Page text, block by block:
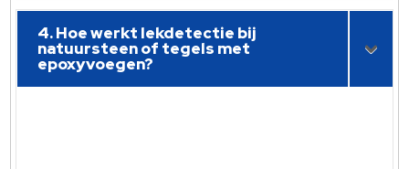
4. Hoe werkt lekdetectie bij
natuursteen of tegels met
epoxyvoegen?